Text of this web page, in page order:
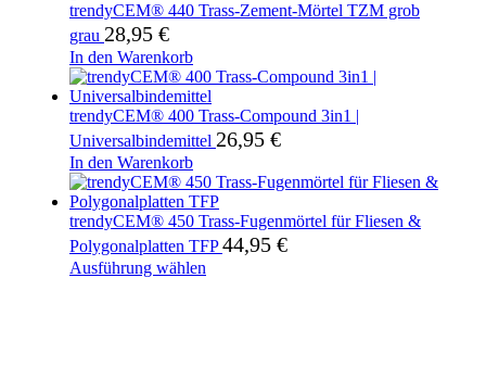
trendyCEM® 440 Trass-Zement-Mörtel TZM grob
grau 28,95 €
In den Warenkorb
trendyCEM® 400 Trass-Compound 3in1 |
Universalbindemittel 26,95 €
In den Warenkorb
trendyCEM® 450 Trass-Fugenmörtel für Fliesen &
Polygonalplatten TFP44,95 €
Ausführung wählen